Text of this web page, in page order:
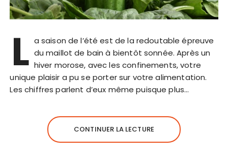
L a saison de l’été est de la redoutable épreuve
du maillot de bain à bientôt sonnée. Après un
hiver morose, avec les confinements, votre
unique plaisir a pu se porter sur votre alimentation.
Les chiffres parlent d’eux même puisque plus…
CONTINUER LA LECTURE